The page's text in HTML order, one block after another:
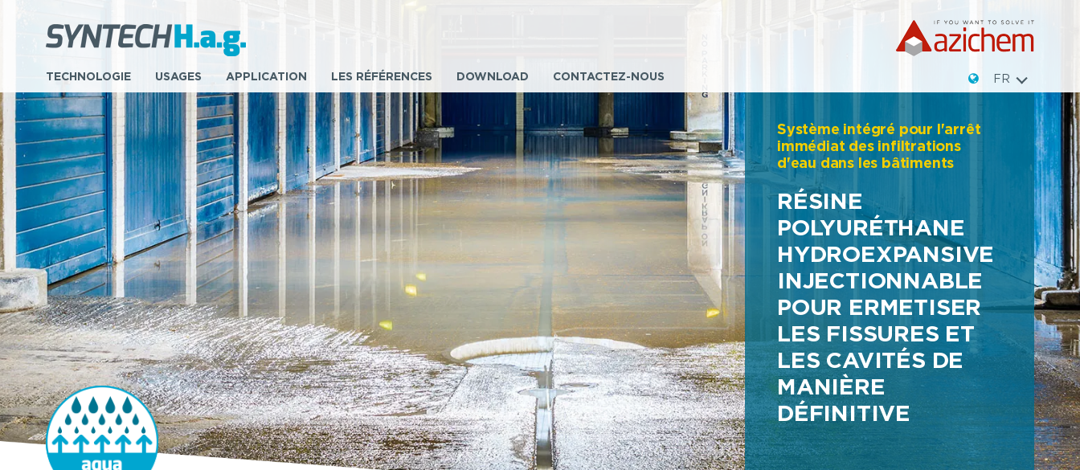
FR
TECHNOLOGIE USAGES APPLICATION LES RÉFÉRENCES DOWNLOAD CONTACTEZ-NOUS
Système intégré pour l'arrêt
immédiat des infiltrations
d'eau dans les bâtiments
RÉSINE
POLYURÉTHANE
HYDROEXPANSIVE
INJECTIONNABLE
POUR ERMETISER
LES FISSURES ET
LES CAVITÉS DE
MANIÈRE
DÉFINITIVE